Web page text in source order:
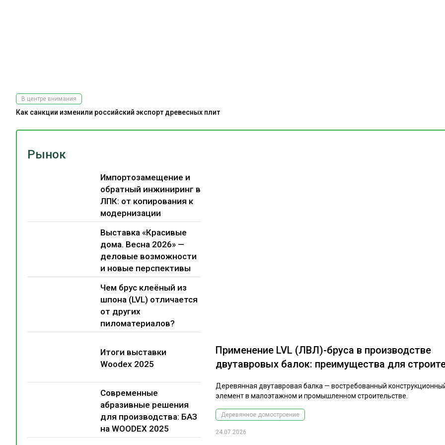
Рынок
Импортозамещение и
обратный инжиниринг в
ЛПК: от копирования к
модернизации
Выставка «Красивые
дома. Весна 2026» —
деловые возможности
и новые перспективы
Чем брус клеёный из
шпона (LVL) отличается
от других
пиломатериалов?
Итоги выставки
Woodex 2025
Современные
абразивные решения
для производства: БАЗ
на WOODEX 2025
Применение LVL (ЛВЛ)-бруса в производстве
двутавровых балок: преимущества для
Деревянная двутавровая балка — востребованный
элемент в малоэтажном и промышленном строительстве.
Деревянное домостроение
24.07.2026
В центре внимания
Как санкции изменили российский экспорт древесных плит